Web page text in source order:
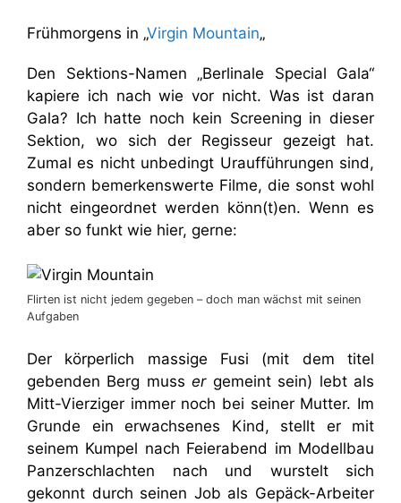
Frühmorgens in „Virgin Mountain„
Den Sektions-Namen „Berlinale Special Gala“
kapiere ich nach wie vor nicht. Was ist daran
Gala? Ich hatte noch kein Screening in dieser
Sektion, wo sich der Regisseur gezeigt hat.
Zumal es nicht unbedingt Uraufführungen sind,
sondern bemerkenswerte Filme, die sonst wohl
nicht eingeordnet werden könn(t)en. Wenn es
aber so funkt wie hier, gerne:
Flirten ist nicht jedem gegeben – doch man wächst mit seinen
Aufgaben
Der körperlich massige Fusi (mit dem titel
gebenden Berg mussergemeint sein) lebt als
Mitt-Vierziger immer noch bei seiner Mutter. Im
Grunde ein erwachsenes Kind, stellt er mit
seinem Kumpel nach Feierabend im Modellbau
Panzerschlachten nach und wurstelt sich
gekonnt durch seinen Job als Gepäck-Arbeiter